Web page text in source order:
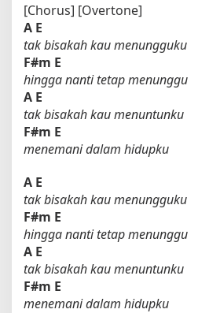
[Chorus] [Overtone]
A E
tak bisakah kau menungguku
F#m E
hingga nanti tetap menunggu
A E
tak bisakah kau menuntunku
F#m E
menemani dalam hidupku
A E
tak bisakah kau menungguku
F#m E
hingga nanti tetap menunggu
A E
tak bisakah kau menuntunku
F#m E
menemani dalam hidupku